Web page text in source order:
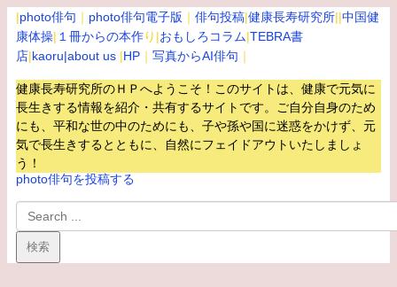
|photo俳句 ｜ photo俳句電子版 ｜ 俳句投稿|健康長寿研究所||中国健
康体操| １冊からの本作り|おもしろコラム|TEBRA書
店|kaoru|about us |HP ｜ 写真からAI俳句 ｜
健康長寿研究所のＨＰへようこそ！このサイトは、健康で元気に
長生きする情報を紹介・共有するサイトです。 ご自分自身のため
にも、平和な世の中のためにも、子や孫や国に迷惑をかけず、元
気で長生きするとともに、自然にフェイドアウトいたしましょ
う！
photo俳句を投稿する